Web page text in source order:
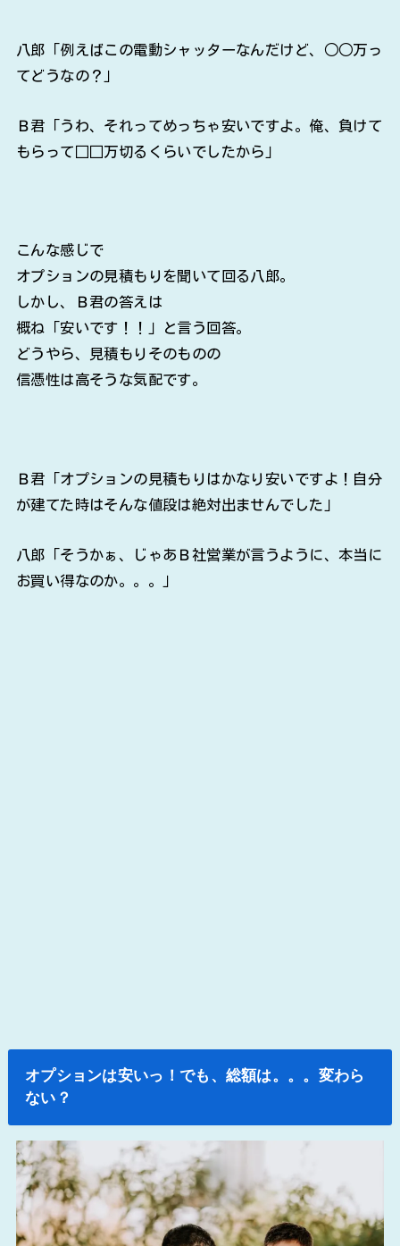
八郎「例えばこの電動シャッターなんだけど、○○万っ
てどうなの？」
Ｂ君「うわ、それってめっちゃ安いですよ。俺、負けて
もらって□□万切るくらいでしたから」
こんな感じで
オプションの見積もりを聞いて回る八郎。
しかし、Ｂ君の答えは
概ね「安いです！！」と言う回答。
どうやら、見積もりそのものの
信憑性は高そうな気配です。
Ｂ君「オプションの見積もりはかなり安いですよ！自分
が建てた時はそんな値段は絶対出ませんでした」
八郎「そうかぁ、じゃあＢ社営業が言うように、本当に
お買い得なのか。。。」
オプションは安いっ！でも、総額は。。。変わら
ない？